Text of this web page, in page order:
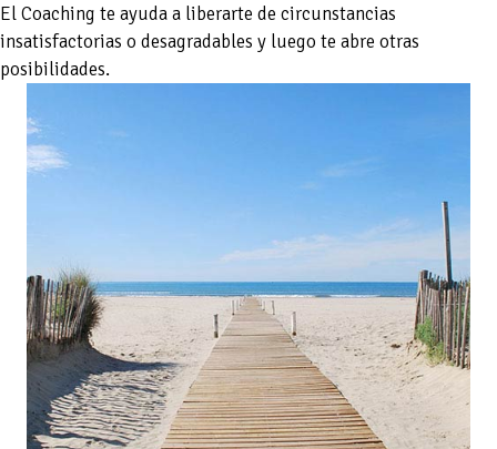
El Coaching te ayuda a liberarte de circunstancias
insatisfactorias o desagradables y luego te abre otras
posibilidades.